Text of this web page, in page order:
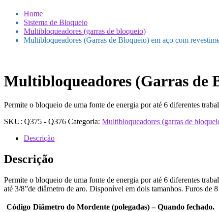
Home
Sistema de Bloqueio
Multibloqueadores (garras de bloqueio)
Multibloqueadores (Garras de Bloqueio) em aço com
Multibloqueadores (Garras de
Permite o bloqueio de uma fonte de energia por até 6 diferentes
SKU: Q375 - Q376 Categoria: Multibloqueadores (garras de
Descrição
Descrição
Permite o bloqueio de uma fonte de energia por até 6 diferentes
até 3/8”de diâmetro de aro. Disponível em dois tamanhos. Furos de
Código Diâmetro do Mordente (polegadas) – Quando fechado.